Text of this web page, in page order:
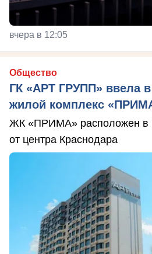
вчера в 12:05
Общество
ГК «АРТ ГРУПП» ввела
жилой комплекс
ЖК «ПРИМА» расположен в
от центра Краснодара